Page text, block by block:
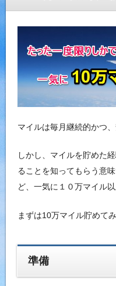
マイルは毎月継続的かつ
しかし、マイルを貯めた
ることを知ってもらう意
ど、一気に１０万マイル
まずは10万マイル貯めて
準備